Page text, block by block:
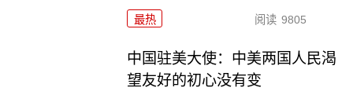
最热 阅读 9805
中国驻美大使：中美两国人民渴
望友好的初心没有变